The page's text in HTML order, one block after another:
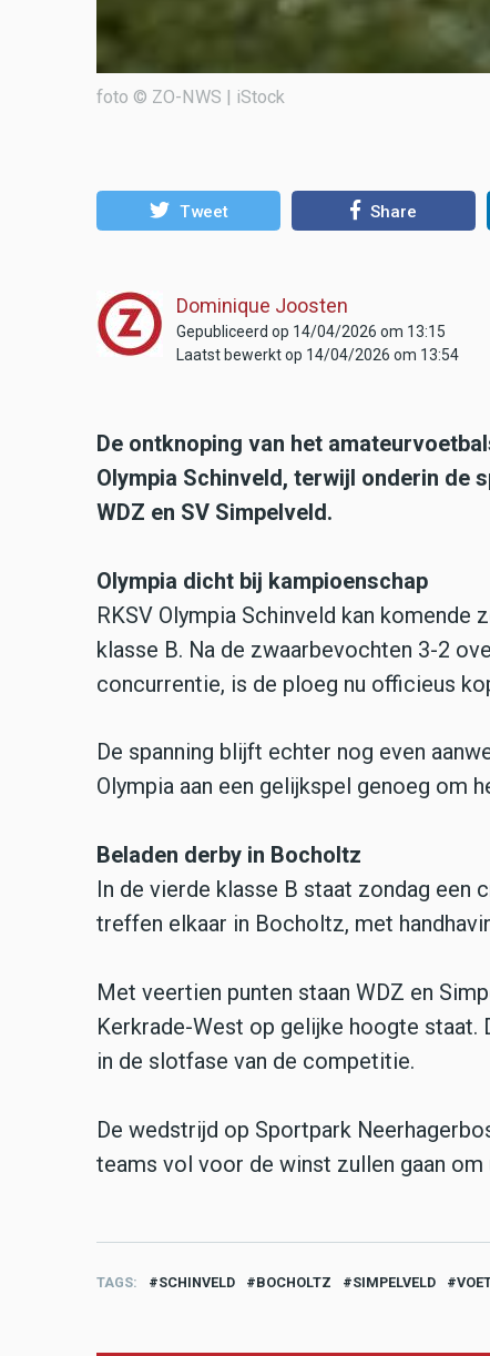
foto © ZO-NWS | iStock
Tweet Share
Dominique Joosten
Gepubliceerd op 14/04/2026 om 13:15
Laatst bewerkt op 14/04/2026 om 13:54
De ontknoping van het
Olympia Schinveld, terwijl onderin de
WDZ en SV Simpelveld.
Olympia dicht bij kampioenschap
RKSV Olympia Schinveld kan
klasse B. Na de zwaarbevochten 3-2
concurrentie, is de ploeg nu officieus
De spanning blijft echter nog even
Olympia aan een gelijkspel genoeg om
Beladen derby in Bocholtz
In de vierde klasse B staat zondag een
treffen elkaar in Bocholtz, met
Met veertien punten staan WDZ en
Kerkrade-West op gelijke hoogte
in de slotfase van de competitie.
De wedstrijd op Sportpark
teams vol voor de winst zullen gaan
TAGS SCHINVELD BOCHOLTZ SIMPELVELD